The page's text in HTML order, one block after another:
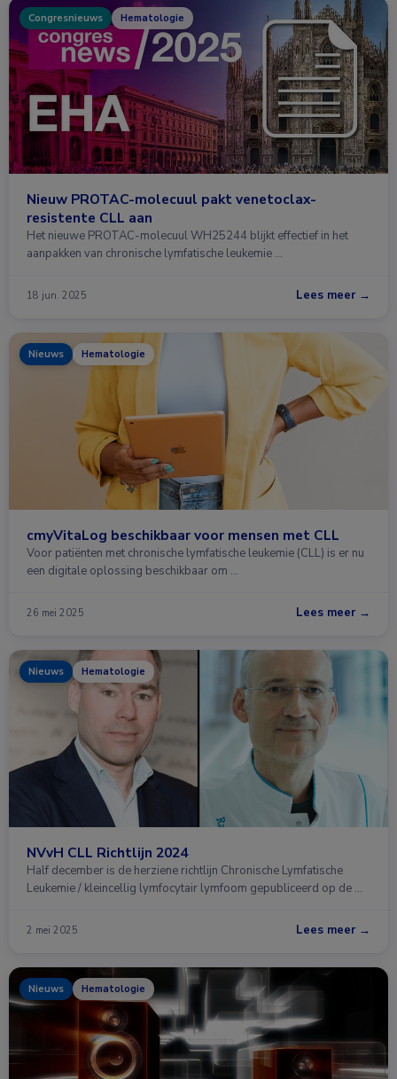
Congresnieuws Hematologie
Nieuw PROTAC-molecuul pakt venetoclax-
resistente CLL aan
Het nieuwe PROTAC-molecuul WH25244 blijkt effectief in het
aanpakken van chronische lymfatische leukemie …
18 jun. 2025 Lees meer →
Nieuws Hematologie
cmyVitaLog beschikbaar voor mensen met CLL
Voor patiënten met chronische lymfatische leukemie (CLL) is er nu
een digitale oplossing beschikbaar om …
26 mei 2025 Lees meer →
Nieuws Hematologie
NVvH CLL Richtlijn 2024
Half december is de herziene richtlijn Chronische Lymfatische
Leukemie / kleincellig lymfocytair lymfoom gepubliceerd op de …
2 mei 2025 Lees meer →
Nieuws Hematologie